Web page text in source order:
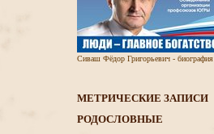
Сиваш Фёдор Григорьевич - биография
МЕТРИЧЕСКИЕ ЗАПИСИ
РОДОСЛОВНЫЕ